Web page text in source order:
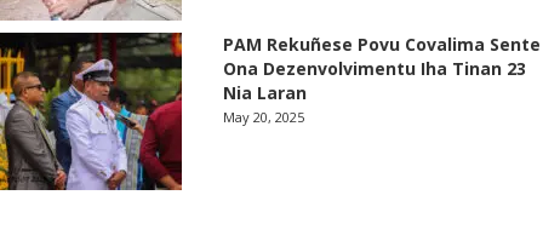
PAM Rekuñese Povu Covalima Sente
Ona Dezenvolvimentu Iha Tinan 23
Nia Laran
May 20, 2025